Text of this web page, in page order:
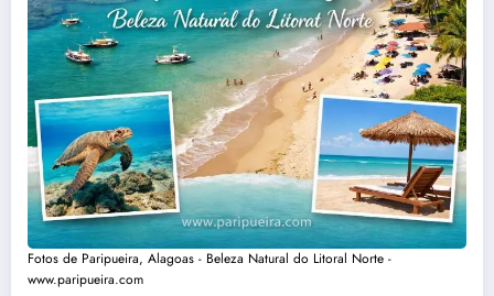
Fotos de Paripueira, Alagoas - Beleza Natural do Litoral Norte -
www.paripueira.com